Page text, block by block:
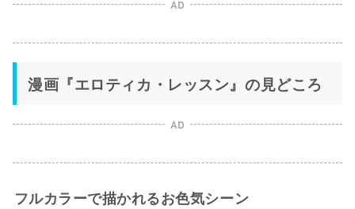
AD
漫画『エロティカ・レッスン』の見どころ
AD
フルカラーで描かれるお色気シーン